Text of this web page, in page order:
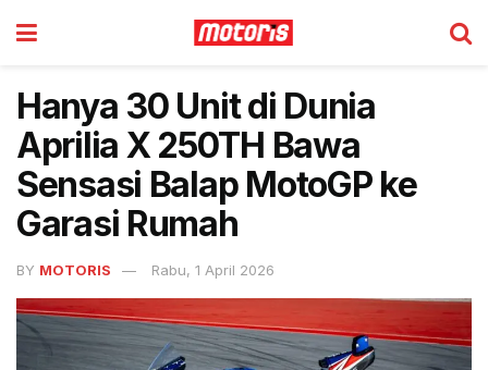
Hanya 30 Unit di Dunia
Aprilia X 250TH Bawa
Sensasi Balap MotoGP ke
Garasi Rumah
BY MOTORIS Rabu, 1 April 2026